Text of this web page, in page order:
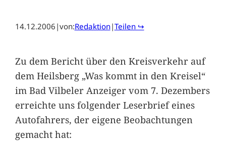
14.12.2006 |von:Redaktion|Teilen ↪
Zu dem Bericht über den Kreisverkehr auf
dem Heilsberg „Was kommt in den Kreisel“
im Bad Vilbeler Anzeiger vom 7. Dezembers
erreichte uns folgender Leserbrief eines
Autofahrers, der eigene Beobachtungen
gemacht hat: